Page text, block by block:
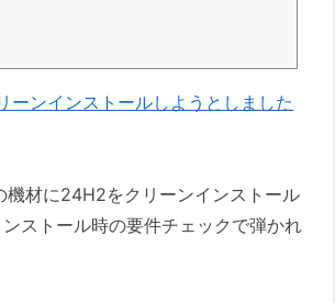
ーンインストールしようとしました
材に24H2をクリーンインストール
ストール時の要件チェックで弾かれ